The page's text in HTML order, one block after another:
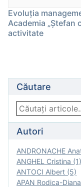
Evoluţia
Academia „Ștefan
activitate
Căutare
Autori
ANDRONACHE
ANGHEL Cristina (1)
ANTOCI Albert (5)
APAN Rodica-